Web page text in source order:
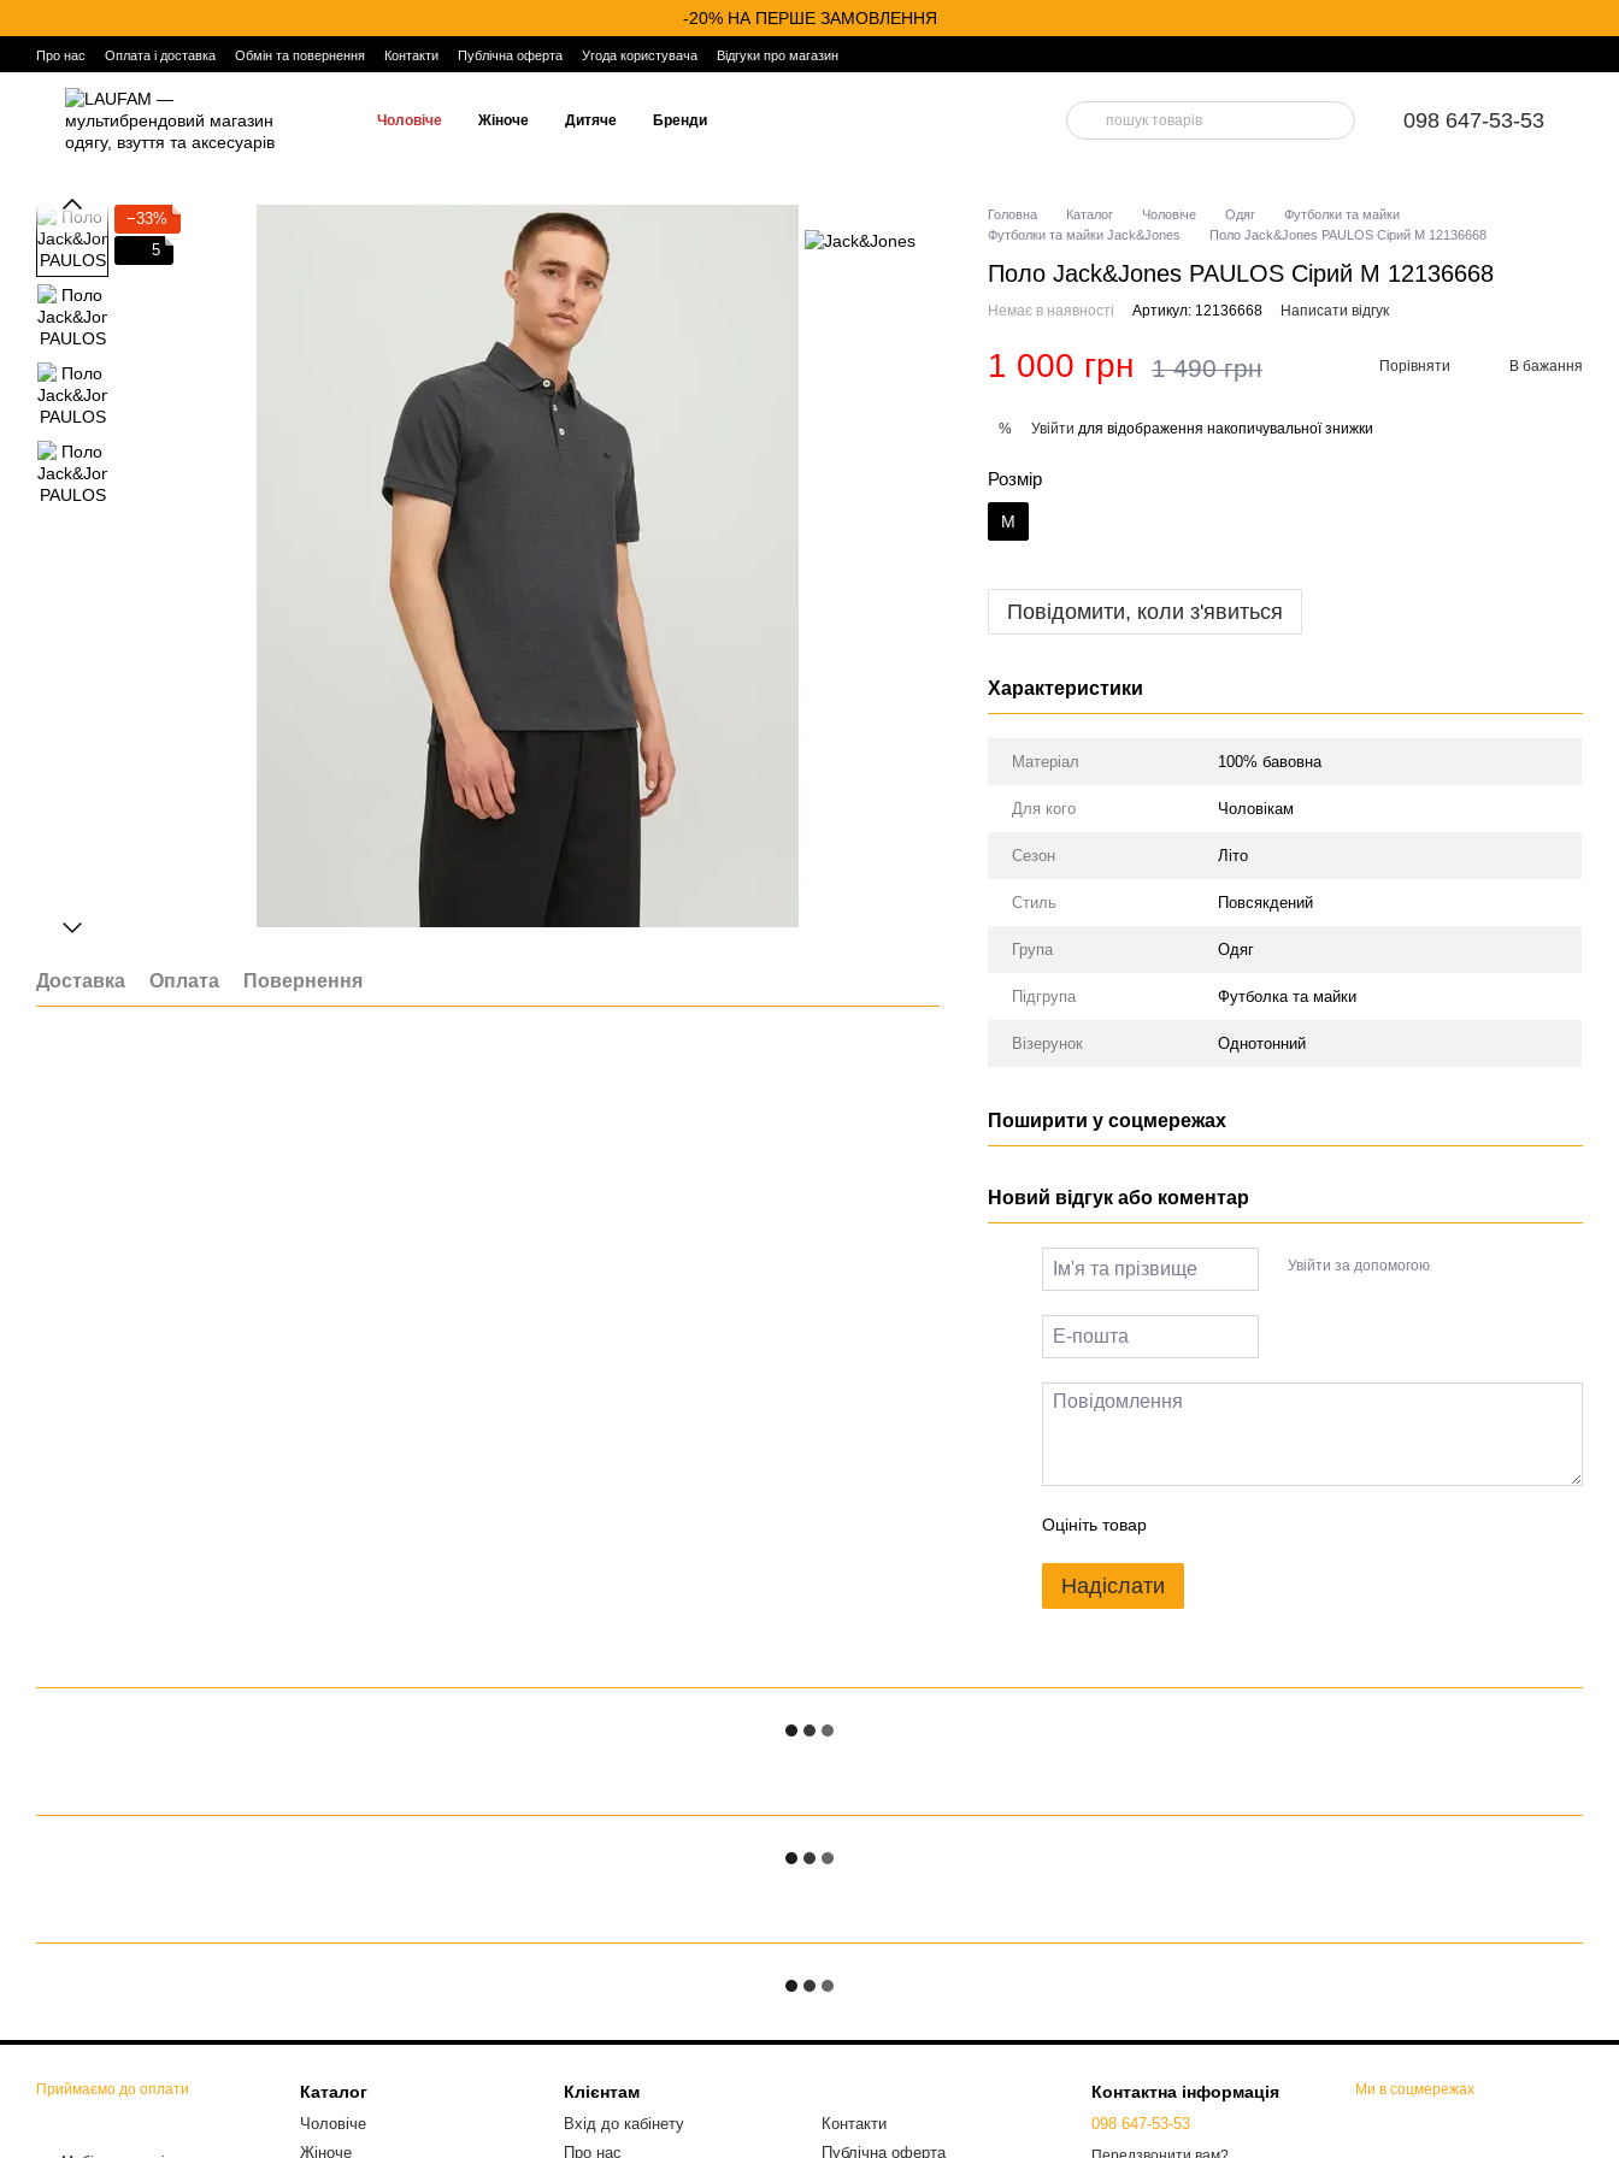
-20% НА ПЕРШЕ ЗАМОВЛЕННЯ
Про нас Оплата і доставка Обмін та повернення Контакти Публічна оферта Угода користувача Відгуки про магазин
Чоловіче Жіноче Дитяче Бренди 098 647-53-53
−33%
5
Доставка Оплата Повернення
Головна Каталог Чоловіче Одяг
Футболки та майки
Футболки та майки Jack&Jones
Поло Jack&Jones PAULOS Сірий М 12136668
Поло Jack&Jones PAULOS Сірий М 12136668
Немає в наявності Артикул: 12136668 Написати відгук
1 000 грн 1 490 грн Порівняти В бажання
% Увійти для відображення накопичувальної знижки
Розмір
M
Повідомити, коли з'явиться
Характеристики
Матеріал 100% бавовна
Для кого Чоловікам
Сезон Літо
Стиль Повсякдений
Група Одяг
Підгрупа Футболка та майки
Візерунок Однотонний
Поширити у соцмережах
Новий відгук або коментар
Увійти за допомогою
Оцініть товар
Надіслати
Приймаємо до оплати Каталог
Чоловіче
Жіноче
Клієнтам
Вхід до кабінету
Про нас
Контакти
Публічна оферта
Контактна інформація
098 647-53-53
Ми в соцмережах